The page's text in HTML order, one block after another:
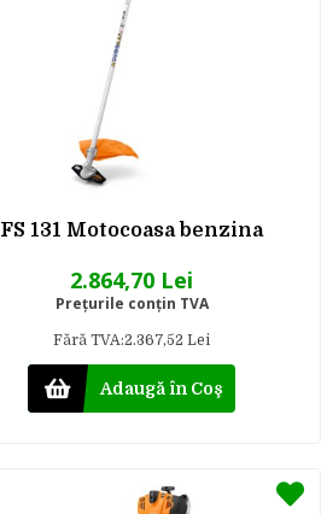
FS 131 Motocoasa benzina
2.864,70 Lei
Preţurile conţin TVA
Fără TVA:2.367,52 Lei
Adaugă în Coş